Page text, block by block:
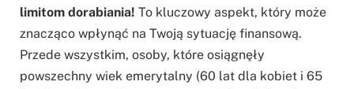
limitom dorabiania! To kluczowy aspekt, który może
znacząco wpłynąć na Twoją sytuację finansową.
Przede wszystkim, osoby, które osiągnęły
powszechny wiek emerytalny (60 lat dla kobiet i 65